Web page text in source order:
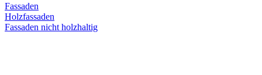
Fassaden
Holzfassaden
Fassaden nicht holzhaltig